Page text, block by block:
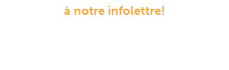
à notre infolettre!